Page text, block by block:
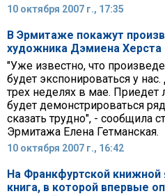
10 октября 2007 г., 17:35
В Эрмитаже покажут
художника Дэмиена Херста
"Уже известно, что
будет экспонироваться у
трех неделях в мае. Приедет
будет демонстрироваться
сказать трудно", - сообщила
Эрмитажа Елена Гетманская.
10 октября 2007 г., 16:42
На Франкфуртской книжной
книга, в которой впервые